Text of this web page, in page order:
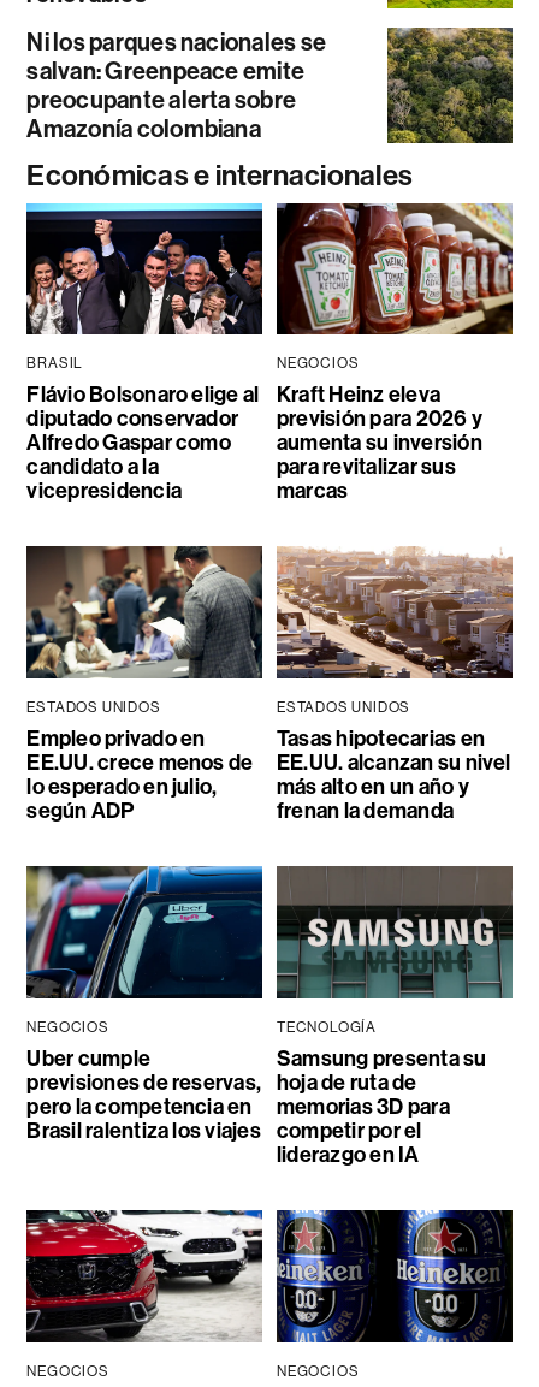
Ni los parques nacionales se
salvan: Greenpeace emite
preocupante alerta sobre
Amazonía colombiana
Económicas e internacionales
BRASIL
Flávio Bolsonaro elige al
diputado conservador
Alfredo Gaspar como
candidato a la
vicepresidencia
NEGOCIOS
Kraft Heinz eleva
previsión para 2026 y
aumenta su inversión
para revitalizar sus
marcas
ESTADOS UNIDOS
Empleo privado en
EE.UU. crece menos de
lo esperado en julio,
según ADP
ESTADOS UNIDOS
Tasas hipotecarias en
EE.UU. alcanzan su nivel
más alto en un año y
frenan la demanda
NEGOCIOS
Uber cumple
previsiones de reservas,
pero la competencia en
Brasil ralentiza los viajes
TECNOLOGÍA
Samsung presenta su
hoja de ruta de
memorias 3D para
competir por el
liderazgo en IA
NEGOCIOS NEGOCIOS